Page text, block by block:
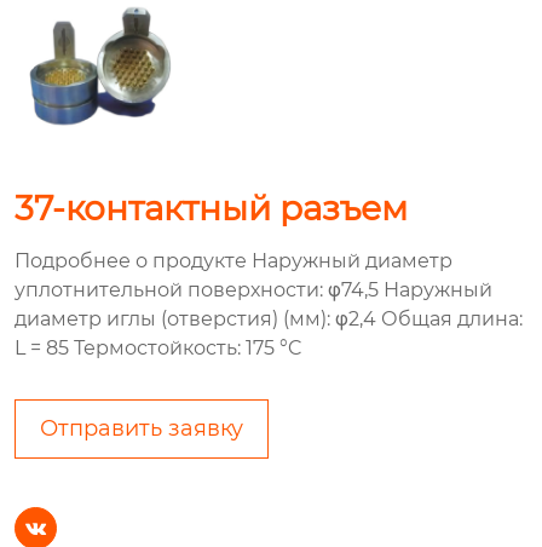
37-контактный разъем
Подробнее о продукте Наружный диаметр
уплотнительной поверхности: φ74,5 Наружный
диаметр иглы (отверстия) (мм): φ2,4 Общая длина:
L = 85 Термостойкость: 175 °C
Отправить заявку
